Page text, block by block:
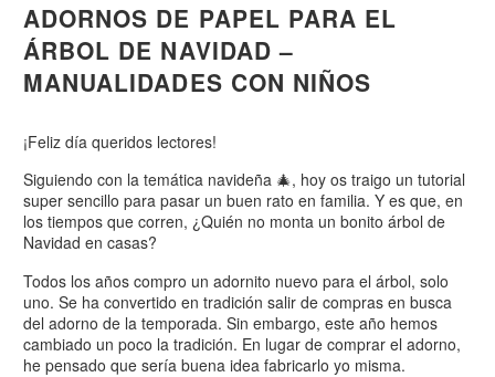
ADORNOS DE PAPEL PARA EL
ÁRBOL DE NAVIDAD –
MANUALIDADES CON NIÑOS
¡Feliz día queridos lectores!
Siguiendo con la temática navideña 🎄, hoy os traigo un tutorial
super sencillo para pasar un buen rato en familia. Y es que, en
los tiempos que corren, ¿Quién no monta un bonito árbol de
Navidad en casas?
Todos los años compro un adornito nuevo para el árbol, solo
uno. Se ha convertido en tradición salir de compras en busca
del adorno de la temporada. Sin embargo, este año hemos
cambiado un poco la tradición. En lugar de comprar el adorno,
he pensado que sería buena idea fabricarlo yo misma.